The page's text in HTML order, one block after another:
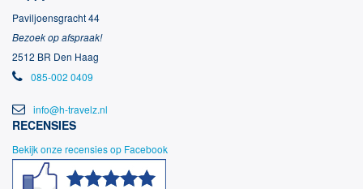
Paviljoensgracht 44
Bezoek op afspraak!
2512 BR Den Haag
085-002 0409
info@h-travelz.nl
RECENSIES
Bekijk onze recensies op Facebook